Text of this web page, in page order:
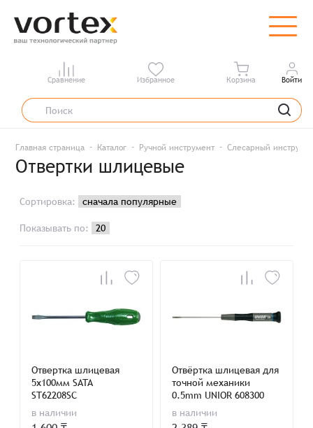
Сравнение Избранное Корзина Войти
Главная страница Каталог Ручной инструмент Слесарный
Отвертки шлицевые
Сортировка:
Показывать по:
Отвертка шлицевая
5х100мм SATA
ST62208SC
в наличии
Отвёртка шлицевая для
точной механики
0.5mm UNIOR 608300
в наличии